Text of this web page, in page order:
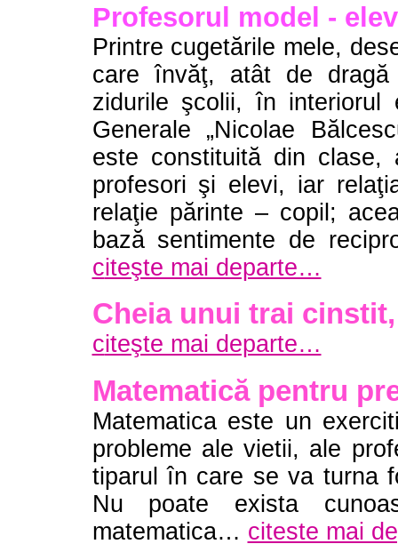
Profesorul model -
Printre cugetările mele,
care învăţ, atât de
zidurile şcolii, în
Generale „Nicolae
este constituită din clase,
profesori şi elevi, iar
relaţie părinte – copil;
bază sentimente de
citeşte mai departe…
Cheia unui trai
citeşte mai departe…
Matematică pentru
Matematica este un
probleme ale vietii, ale
tiparul în care se va turna
Nu poate exista
matematica… citeste mai